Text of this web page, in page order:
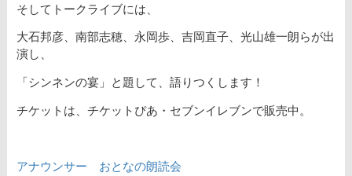
そしてトークライブには、
大石邦彦、南部志穂、永岡歩、吉岡直子、光山雄一朗らが出
演し、
「シンネンの宴」と題して、語りつくします！
チケットは、チケットぴあ・セブンイレブンで販売中。
アナウンサー おとなの朗読会